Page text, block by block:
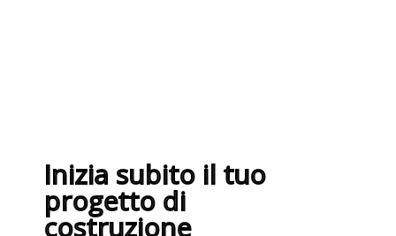
Inizia subito il tuo
progetto di
costruzione